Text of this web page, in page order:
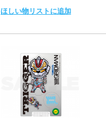
ほしい物リストに追加